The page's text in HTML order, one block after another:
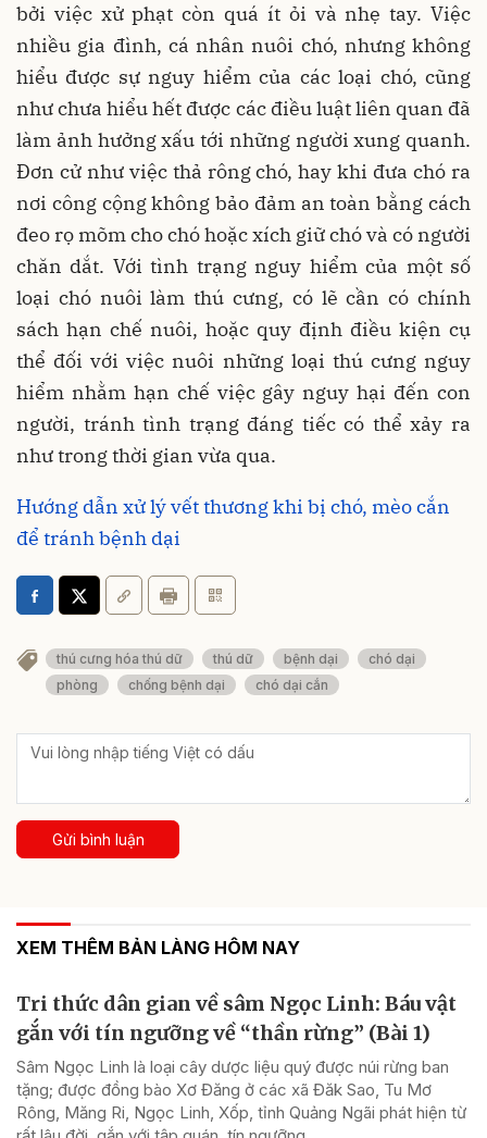
bởi việc xử phạt còn quá ít ỏi và nhẹ tay. Việc
nhiều gia đình, cá nhân nuôi chó, nhưng không
hiểu được sự nguy hiểm của các loại chó, cũng
như chưa hiểu hết được các điều luật liên quan đã
làm ảnh hưởng xấu tới những người xung quanh.
Đơn cử như việc thả rông chó, hay khi đưa chó ra
nơi công cộng không bảo đảm an toàn bằng cách
đeo rọ mõm cho chó hoặc xích giữ chó và có người
chăn dắt. Với tình trạng nguy hiểm của một số
loại chó nuôi làm thú cưng, có lẽ cần có chính
sách hạn chế nuôi, hoặc quy định điều kiện cụ
thể đối với việc nuôi những loại thú cưng nguy
hiểm nhằm hạn chế việc gây nguy hại đến con
người, tránh tình trạng đáng tiếc có thể xảy ra
như trong thời gian vừa qua.
Hướng dẫn xử lý vết thương khi bị chó, mèo cắn
để tránh bệnh dại
thú cưng hóa thú dữ thú dữ bệnh dại
chó dại
phòng
chống bệnh dại chó dại cắn
Gửi bình luận
XEM THÊM BẢN LÀNG HÔM NAY
Tri thức dân gian về sâm Ngọc Linh: Báu vật
gắn với tín ngưỡng về “thần rừng” (Bài 1)
Sâm Ngọc Linh là loại cây dược liệu quý được núi rừng ban
tặng; được đồng bào Xơ Đăng ở các xã Đăk Sao, Tu Mơ
Rông, Măng Ri, Ngọc Linh, Xốp, tỉnh Quảng Ngãi phát hiện từ